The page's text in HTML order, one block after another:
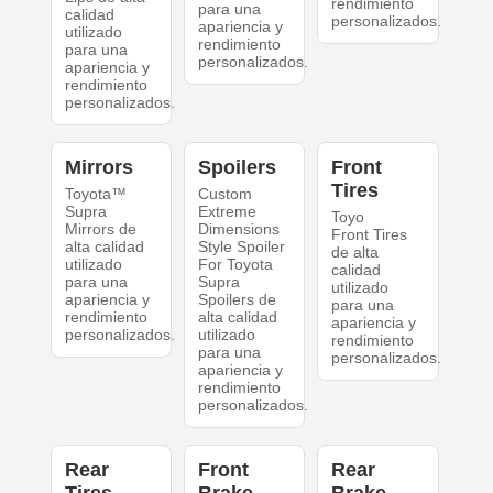
calidad
utilizado
para una
apariencia y
rendimiento
personalizados.
para una
apariencia y
rendimiento
personalizados.
rendimiento
personalizados.
Mirrors
Toyota™
Supra
Mirrors de
alta calidad
utilizado
para una
apariencia y
rendimiento
personalizados.
Spoilers
Custom
Extreme
Dimensions
Style Spoiler
For Toyota
Supra
Spoilers de
alta calidad
utilizado
para una
apariencia y
rendimiento
personalizados.
Front
Tires
Toyo
Front Tires
de alta
calidad
utilizado
para una
apariencia y
rendimiento
personalizados.
Rear
Front
Rear